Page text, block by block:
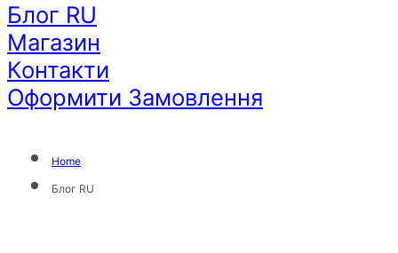
Блог RU
Магазин
Контакти
Оформити Замовлення
Home
Блог RU